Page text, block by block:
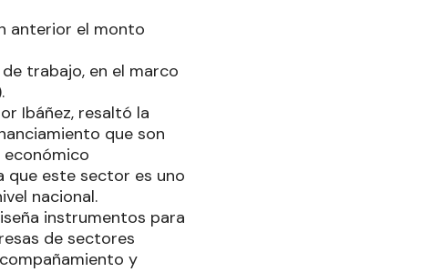
anterior el monto
trabajo, en el marco
Ibáñez, resaltó la
que son
que este sector es uno
nacional.
instrumentos para
de sectores
y